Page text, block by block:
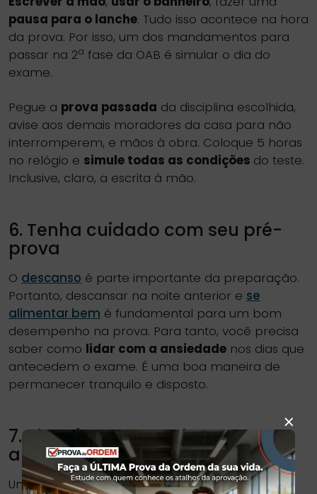
pausa para o lanche. Tudo isso acontece na hora
da prova. Por isso, um dos mandamentos para
passar na 2a fase da OAB é simular o dia do
exame.
Pegue a prova passada da disciplina escolhida,
avise aos demais moradores da casa para não
interromperem, e mãos à obra. Coloque 5 horas
no relógio e simule todas as condições do teste.
Inclusive, claro, a escrita à mão.
6. Tenha cuidado com seu pré-
prova
O descanso é parte importante da preparação.
Portanto, descansar na noite anterior e se
alimentar bem é fundamental para um bom
desempenho na prova. Para tanto, você precisa
saber como lidar com a ansiedade nos dias que
antecedem o exame. É uma boa maneira de
permanecer tranquilo e disposto.
7. Planeje-se para chegar com
antecedência ao local de prova
Uma das formas de controlar a ansiedade é
×